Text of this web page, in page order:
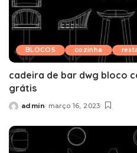
BLOCOS cozinha
cadeira de bar dwg bloco
grátis
Posted
admin março 16, 2023